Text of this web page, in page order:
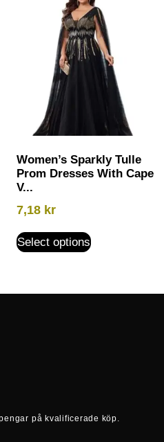
Women’s Sparkly Tulle
Prom Dresses With Cape
V...
7,18 kr
Select options
på kvalificerade köp.